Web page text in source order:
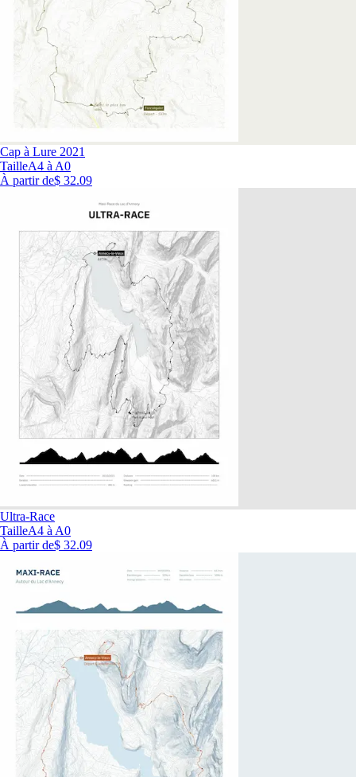
Cap à Lure 2021
TailleA4 à A0
À partir de$ 32.09
Ultra-Race
TailleA4 à A0
À partir de$ 32.09